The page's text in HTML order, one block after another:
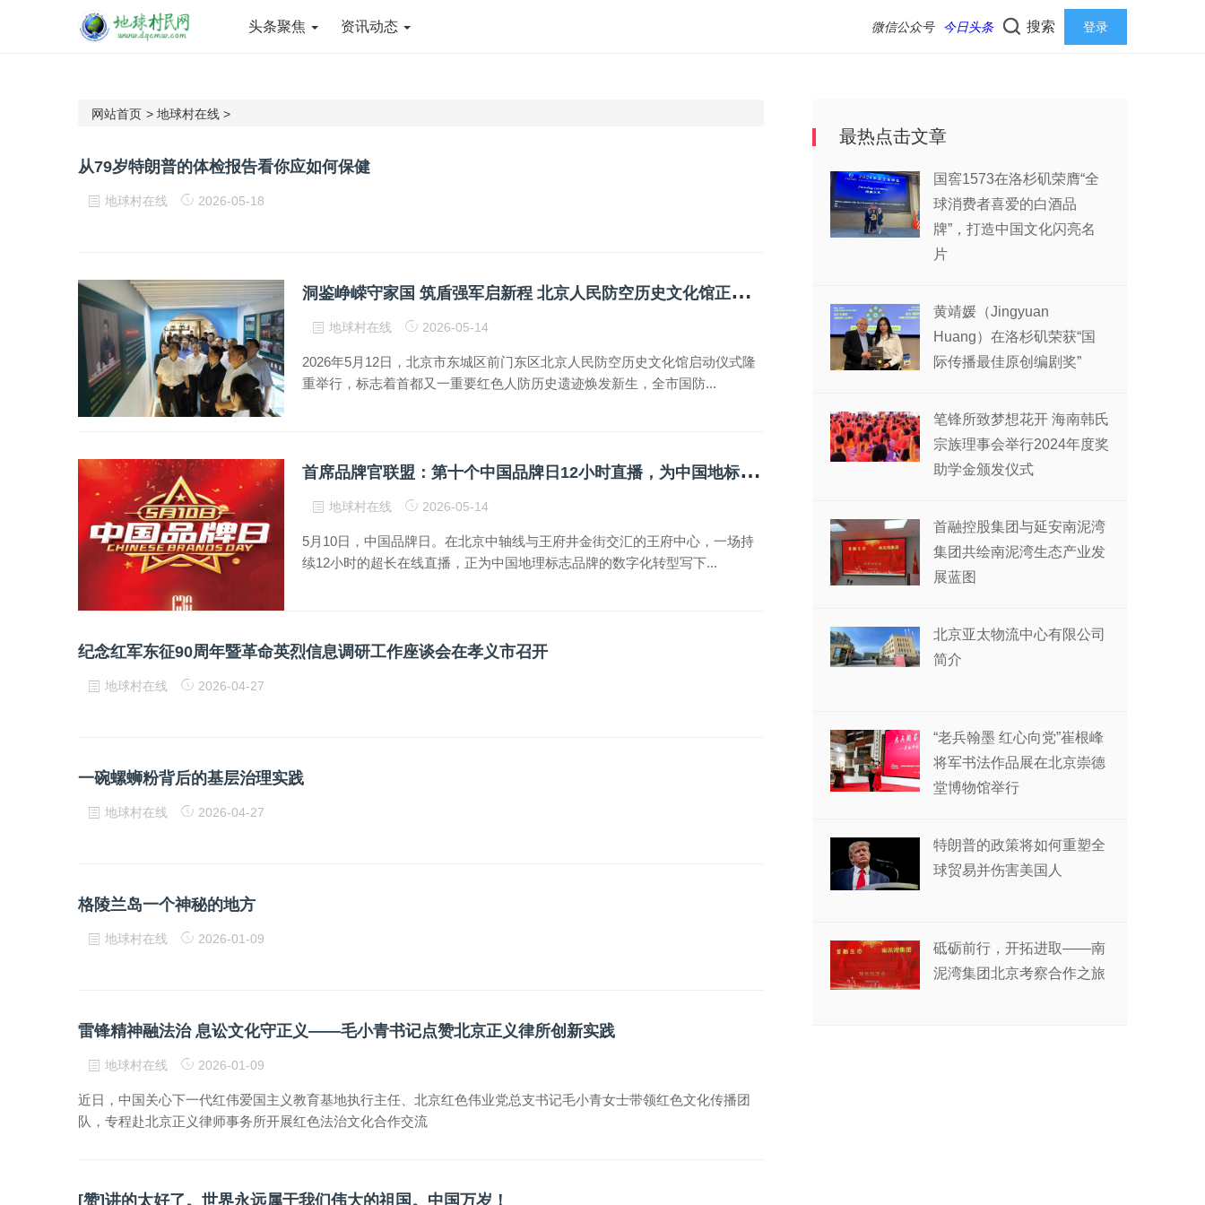
头条聚焦 资讯动态 微信公众号 今日头条 搜索 登录
网站首页 > 地球村在线 >
从79岁特朗普的体检报告看你应如何保健
地球村在线 2026-05-18
洞
鉴峥嵘守家国 筑盾强军启新程 北京人民防空历史文化馆正式开放
地球村在线 2026-05-14
2026年5月12日，北京市东城区前门东区北京人民防空历史文化馆启动仪式隆
重举行，标志着首都又一重要红色人防历史遗迹焕发新生，全市国防...
首
席品牌官联盟：第十个中国品牌日12小时直播，为中国地标品牌开启IP数字经济“价值变现”新航道
地球村在线 2026-05-14
5月10日，中国品牌日。在北京中轴线与王府井金街交汇的王府中心，一场持
续12小时的超长在线直播，正为中国地理标志品牌的数字化转型写下...
纪念红军东征90周年暨革命英烈信息调研工作座谈会在孝义市召开
地球村在线 2026-04-27
一碗螺蛳粉背后的基层治理实践
地球村在线 2026-04-27
格陵兰岛一个神秘的地方
地球村在线 2026-01-09
雷锋精神融法治 息讼文化守正义——毛小青书记点赞北京正义律所创新实践
地球村在线 2026-01-09
近日，中国关心下一代红伟爱国主义教育基地执行主任、北京红色伟业党总支书记毛小青女士带领红色文化传播团
队，专程赴北京正义律师事务所开展红色法治文化合作交流
[赞]讲的太好了。世界永远属于我们伟大的祖国。中国万岁！
最热点击文章
国窖1573在洛杉矶荣膺“全
球消费者喜爱的白酒品
牌”，打造中国文化闪亮名
片
黄靖媛（Jingyuan
Huang）在洛杉矶荣获“国
际传播最佳原创编剧奖”
笔锋所致梦想花开 海南韩氏
宗族理事会举行2024年度奖
助学金颁发仪式
首融控股集团与延安南泥湾
集团共绘南泥湾生态产业发
展蓝图
北京亚太物流中心有限公司
简介
“老兵翰墨 红心向党”崔根峰
将军书法作品展在北京崇德
堂博物馆举行
特朗普的政策将如何重塑全
球贸易并伤害美国人
砥砺前行，开拓进取——南
泥湾集团北京考察合作之旅